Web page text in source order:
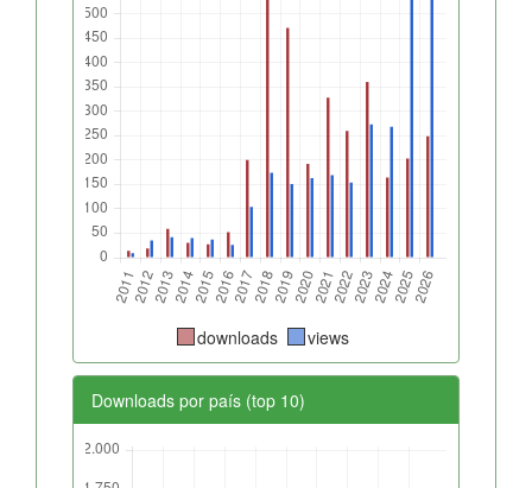
downloads views
Downloads por país (top 10)